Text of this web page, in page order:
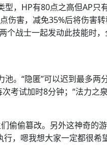
，HP有80点之高但AP只
伤害，减免35%后将伤害
个战士一起发动此技能时
。“隐匿”可以迟到最多两
考试加时8分钟；“法力之
偷偷篡改。另外这神奇的
，嗯我想大家一定都很希